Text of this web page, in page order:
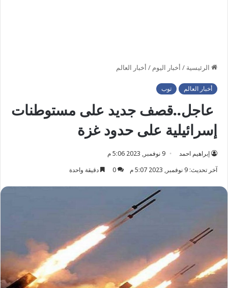
الرئيسية / أخبار اليوم / أخبار العالم
أخبار العالم توب
عاجل..قصف جديد على مستوطنات
إسرائيلية على حدود غزة
إبراهيم احمد
9 نوفمبر, 2023 5:06 م
آخر تحديث: 9 نوفمبر, 2023 5:07 م
0 دقيقة واحدة